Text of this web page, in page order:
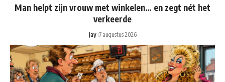
Man helpt zijn vrouw met winkelen… en zegt nét het
verkeerde
Jay 7 augustus 2026